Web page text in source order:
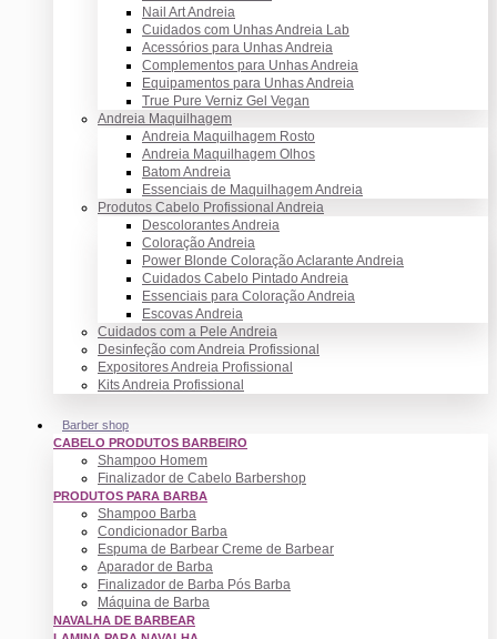
Nail Art Andreia
Cuidados com Unhas Andreia Lab
Acessórios para Unhas Andreia
Complementos para Unhas Andreia
Equipamentos para Unhas Andreia
True Pure Verniz Gel Vegan
Andreia Maquilhagem
Andreia Maquilhagem Rosto
Andreia Maquilhagem Olhos
Batom Andreia
Essenciais de Maquilhagem Andreia
Produtos Cabelo Profissional Andreia
Descolorantes Andreia
Coloração Andreia
Power Blonde Coloração Aclarante Andreia
Cuidados Cabelo Pintado Andreia
Essenciais para Coloração Andreia
Escovas Andreia
Cuidados com a Pele Andreia
Desinfeção com Andreia Profissional
Expositores Andreia Profissional
Kits Andreia Profissional
Barber shop
CABELO PRODUTOS BARBEIRO
Shampoo Homem
Finalizador de Cabelo Barbershop
PRODUTOS PARA BARBA
Shampoo Barba
Condicionador Barba
Espuma de Barbear Creme de Barbear
Aparador de Barba
Finalizador de Barba Pós Barba
Máquina de Barba
NAVALHA DE BARBEAR